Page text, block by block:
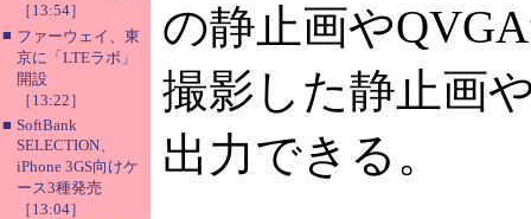
［13:54］
■ ファーウェイ、東
京に「LTEラボ」
開設
［13:22］
■ SoftBank
SELECTION、
iPhone 3GS向けケ
ース3種発売
［13:04］
の静止画や
撮影した静止画
出力できる。